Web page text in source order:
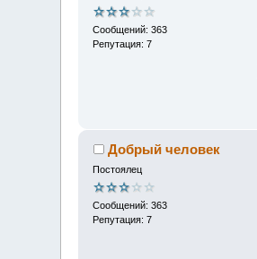
Сообщений: 363
Репутация: 7
Добрый человек
Постоялец
Сообщений: 363
Репутация: 7